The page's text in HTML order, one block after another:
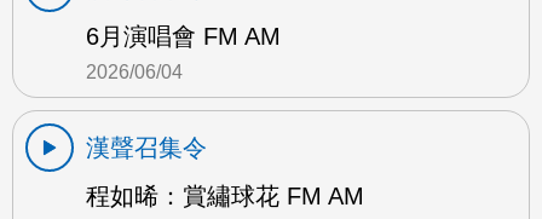
6月演唱會 FM AM
2026/06/04
漢聲召集令
程如晞：賞繡球花 FM AM